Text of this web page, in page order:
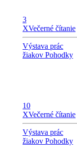
3
XVečerné čítanie
Výstava prác
žiakov Pohodky
10
XVečerné čítanie
Výstava prác
žiakov Pohodky